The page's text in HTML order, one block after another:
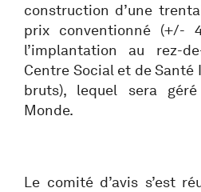
construction d’une
prix conventionné (+/-
l’implantation au rez-
Centre Social et de Santé
bruts), lequel sera
Monde.
Le comité d’avis s’est